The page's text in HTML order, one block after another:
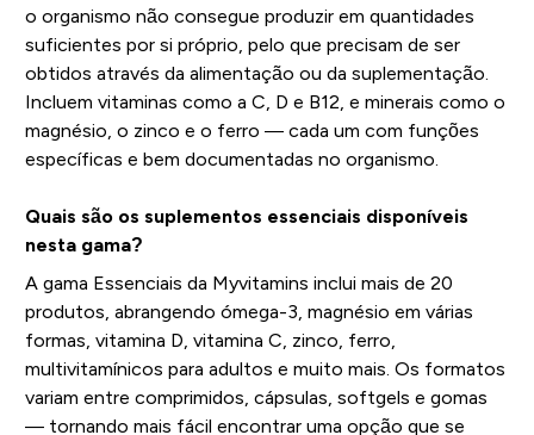
o organismo não consegue produzir em quantidades
suficientes por si próprio, pelo que precisam de ser
obtidos através da alimentação ou da suplementação.
Incluem vitaminas como a C, D e B12, e minerais como o
magnésio, o zinco e o ferro — cada um com funções
específicas e bem documentadas no organismo.
Quais são os suplementos essenciais disponíveis
nesta gama?
A gama Essenciais da Myvitamins inclui mais de 20
produtos, abrangendo ómega-3, magnésio em várias
formas, vitamina D, vitamina C, zinco, ferro,
multivitamínicos para adultos e muito mais. Os formatos
variam entre comprimidos, cápsulas, softgels e gomas
— tornando mais fácil encontrar uma opção que se